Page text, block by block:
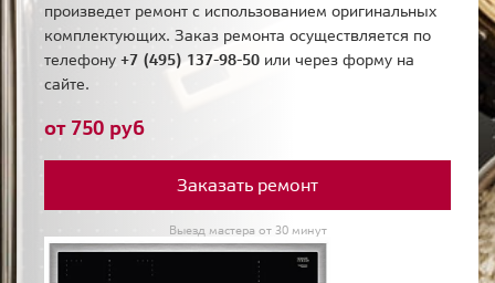
произведет ремонт с использованием оригинальных
комплектующих. Заказ ремонта осуществляется по
телефону +7 (495) 137-98-50 или через форму на
сайте.
от 750 руб
Заказать ремонт
Выезд мастера от 30 минут